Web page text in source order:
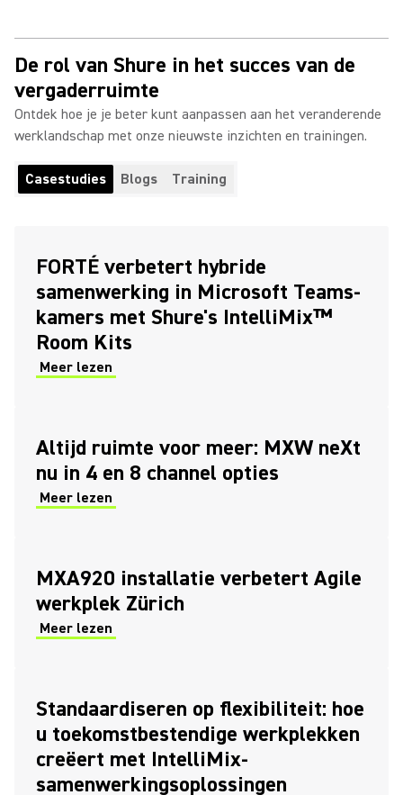
De rol van Shure in het succes van de
vergaderruimte
Ontdek hoe je je beter kunt aanpassen aan het veranderende
werklandschap met onze nieuwste inzichten en trainingen.
Casestudies Blogs Training
FORTÉ verbetert hybride
samenwerking in Microsoft Teams-
kamers met Shure's IntelliMix™
Room Kits
Meer lezen
Altijd ruimte voor meer: MXW neXt
nu in 4 en 8 channel opties
Meer lezen
MXA920 installatie verbetert Agile
werkplek Zürich
Meer lezen
Standaardiseren op flexibiliteit: hoe
u toekomstbestendige werkplekken
creëert met IntelliMix-
samenwerkingsoplossingen